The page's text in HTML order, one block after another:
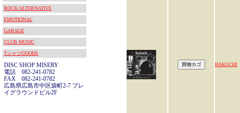
ROCK/ALTERNATIVE
EMOTIONAL
GARAGE
CLUB MUSIC
TシャツGOODS
DISC SHOP MISERY
電話 082-241-0782
FAX 082-241-0782
広島県広島市中区袋町2-7 プレ
イグラウンドビル2F
HAKUCHI